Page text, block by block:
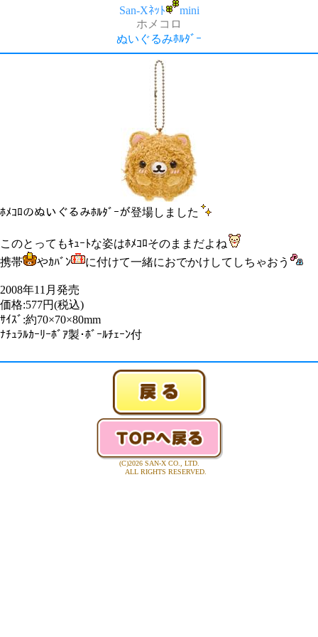
San-Xﾈｯﾄ
mini
ホメコロ
ぬいぐるみﾎﾙﾀﾞｰ
ﾎﾒｺﾛのぬいぐるみﾎﾙﾀﾞｰが登場しました
このとってもｷｭｰﾄな姿はﾎﾒｺﾛそのままだよね
携帯
やｶﾊﾞﾝ に付けて一緒におでかけしてしちゃおう
2008年11月発売
価格:577円(税込)
ｻｲｽﾞ:約70×70×80mm
ﾅﾁｭﾗﾙｶｰﾘｰﾎﾞｱ製･ﾎﾞｰﾙﾁｪｰﾝ付
(C)2026 SAN-X CO., LTD.
ALL RIGHTS RESERVED.